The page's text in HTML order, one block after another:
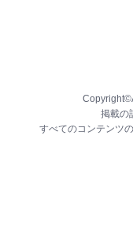
掲載の
すべてのコンテンツ